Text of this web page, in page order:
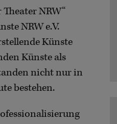
NRW“
NRW e.V.
Künste
Künste als
nicht nur in
bestehen.